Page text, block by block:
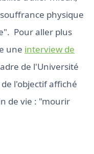
physique
Pour aller plus
une interview de
de l'Université
l'objectif affiché
de vie : "mourir